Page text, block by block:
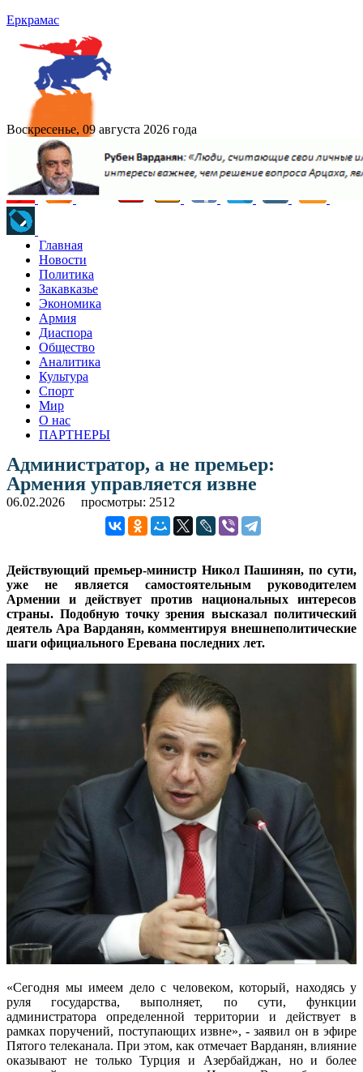
Еркрамас
Воскресенье, 09 августа 2026 года
Главная
Новости
Политика
Закавказье
Экономика
Армия
Диаспора
Общество
Аналитика
Культура
Спорт
Мир
О нас
ПАРТНЕРЫ
Администратор, а не премьер:
Армения управляется извне
06.02.2026 просмотры: 2512
Действующий премьер-министр Никол Пашинян, по сути,
уже не является самостоятельным руководителем
Армении и действует против национальных интересов
страны. Подобную точку зрения высказал политический
деятель Ара Варданян, комментируя внешнеполитические
шаги официального Еревана последних лет.
«Сегодня мы имеем дело с человеком, который, находясь у
руля государства, выполняет, по сути, функции
администратора определенной территории и действует в
рамках поручений, поступающих извне», - заявил он в эфире
Пятого телеканала. При этом, как отмечает Варданян, влияние
оказывают не только Турция и Азербайджан, но и более